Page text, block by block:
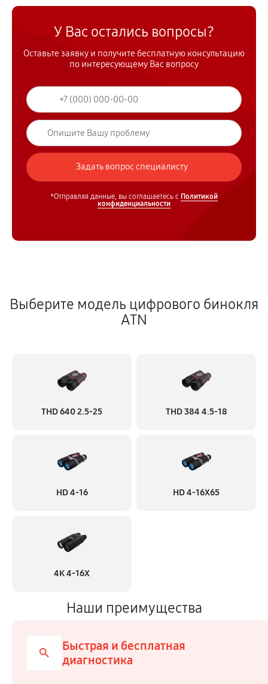
У Вас остались вопросы?
Оставьте заявку и получите бесплатную консультацию
по интересующему Вас вопросу
*Отправляя данные, вы соглашаетесь с Политикой
конфиденциальности
Выберите модель цифрового бинокля
ATN
THD 640 2.5-25 THD 384 4.5-18
HD 4-16 HD 4-16X65
4K 4-16X
Наши преимущества
Быстрая и бесплатная
диагностика